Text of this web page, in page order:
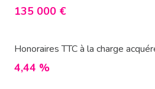
135 000 €
Honoraires TTC à la charge
4,44 %